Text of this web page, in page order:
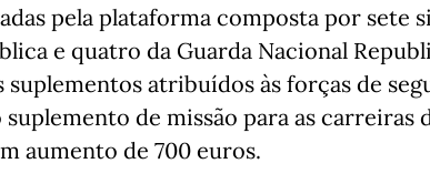
pela plataforma composta por sete
e quatro da Guarda Nacional
atribuídos às forças de
de missão para as carreiras
aumento de 700 euros.